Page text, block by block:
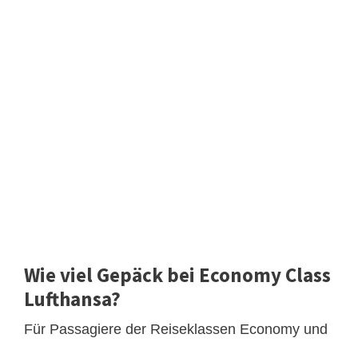
Wie viel Gepäck bei Economy Class
Lufthansa?
Für Passagiere der Reiseklassen Economy und